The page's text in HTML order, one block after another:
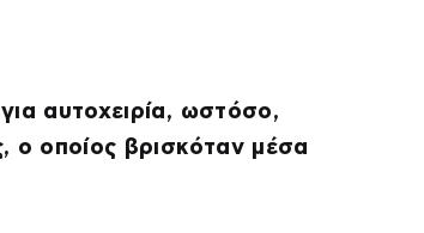
αυτοχειρία, ωστόσο,
ο οποίος βρισκόταν μέσα